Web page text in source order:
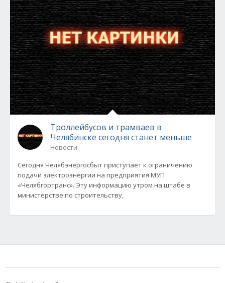
Троллейбусов и трамваев в
Челябинске сегодня станет меньше
Новости
Сегодня Челябэнергосбыт приступает к ограничению
подачи электроэнергии на предприятия МУП
«Челябгортранс». Эту информацию утром на штабе в
министерстве по строительству,